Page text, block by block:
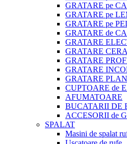
GRATARE pe
GRATARE pe
GRATARE pe
GRATARE de
GRATARE
GRATARE
GRATARE
GRATARE
GRATARE
CUPTOARE de
AFUMATOARE
BUCATARII DE
ACCESORII de
SPALAT
Masini de spalat